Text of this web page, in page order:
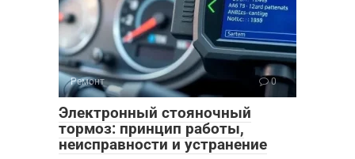
Ремонт 0
Электронный стояночный
тормоз: принцип работы,
неисправности и устранение